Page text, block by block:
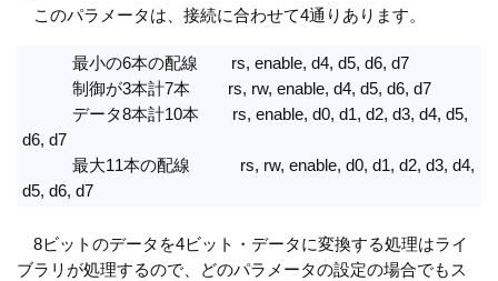
このパラメータは、接続に合わせて4通りあります。
最小の6本の配線 rs, enable, d4, d5, d6, d7
制御が3本計7本 rs, rw, enable, d4, d5, d6, d7
データ8本計10本 rs, enable, d0, d1, d2, d3, d4, d5,
d6, d7
最大11本の配線 rs, rw, enable, d0, d1, d2, d3, d4,
d5, d6, d7
8ビットのデータを4ビット・データに変換する処理はライ
ブラリが処理するので、どのパラメータの設定の場合でもス